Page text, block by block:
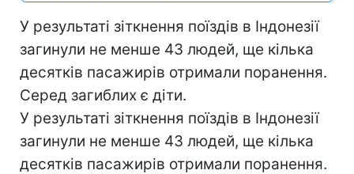
У результаті зіткнення поїздів в Індонезії
загинули не менше 43 людей, ще кілька
десятків пасажирів отримали поранення.
Серед загиблих є діти.
У результаті зіткнення поїздів в Індонезії
загинули не менше 43 людей, ще кілька
десятків пасажирів отримали поранення.